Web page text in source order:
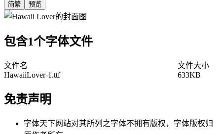
简繁 预览
包含1个字体文件
文件名
文件大小
HawaiiLover-1.ttf
633KB
免责声明
字体天下网站对其所列之字体不拥有版权，字体版权归